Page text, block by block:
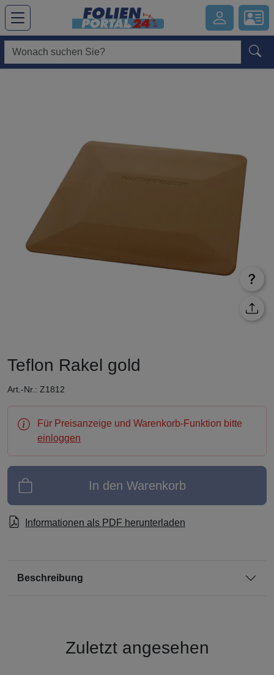
Hauptregion der Seite anspringen
Teflon Rakel gold
Art.-Nr.: Z1812
Für Preisanzeige und Warenkorb-Funktion bitte
einloggen
In den Warenkorb
Informationen als PDF herunterladen
Beschreibung
Zuletzt angesehen